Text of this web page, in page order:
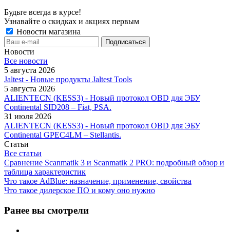
Будьте всегда в курсе!
Узнавайте о скидках и акциях первым
Новости магазина
Новости
Все новости
5 августа 2026
Jaltest - Новые продукты Jaltest Tools
5 августа 2026
ALIENTECN (KESS3) - Новый протокол OBD для ЭБУ
Continental SID208 – Fiat, PSA.
31 июля 2026
ALIENTECN (KESS3) - Новый протокол OBD для ЭБУ
Continental GPEC4LM – Stellantis.
Статьи
Все статьи
Сравнение Scanmatik 3 и Scanmatik 2 PRO: подробный обзор и
таблица характеристик
Что такое AdBlue: назначение, применение, свойства
Что такое дилерское ПО и кому оно нужно
Ранее вы смотрели